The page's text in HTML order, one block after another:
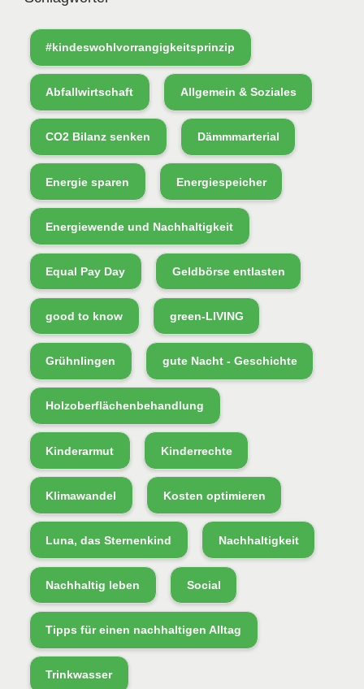
#kindeswohlvorrangigkeitsprinzip
Abfallwirtschaft Allgemein & Soziales
CO2 Bilanz senken Dämmmarterial
Energie sparen Energiespeicher
Energiewende und Nachhaltigkeit
Equal Pay Day Geldbörse entlasten
good to know green-LIVING
Grühnlingen gute Nacht - Geschichte
Holzoberflächenbehandlung
Kinderarmut Kinderrechte
Klimawandel Kosten optimieren
Luna, das Sternenkind Nachhaltigkeit
Nachhaltig leben Social
Tipps für einen nachhaltigen Alltag
Trinkwasser